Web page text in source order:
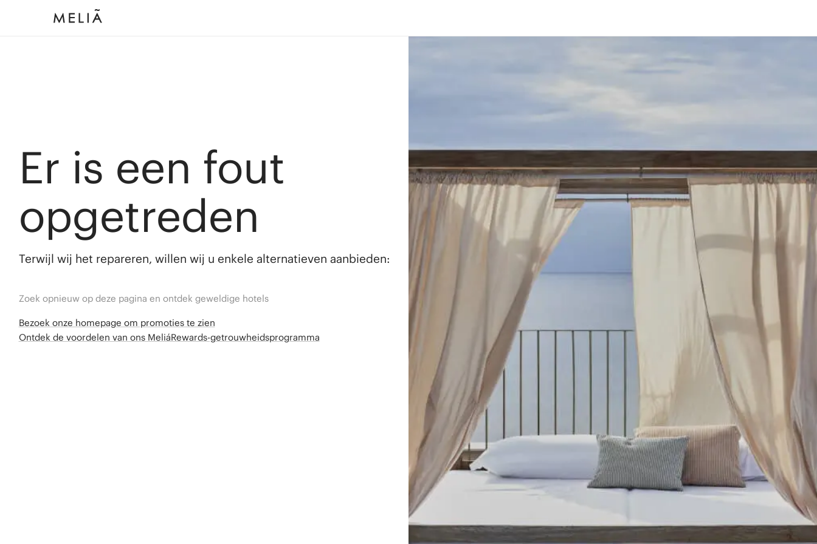
Er is een fout
opgetreden
Terwijl wij het repareren, willen wij u enkele alternatieven aanbieden:
Zoek opnieuw op deze pagina en ontdek geweldige hotels
Bezoek onze homepage om promoties te zien
Ontdek de voordelen van ons MeliáRewards-getrouwheidsprogramma